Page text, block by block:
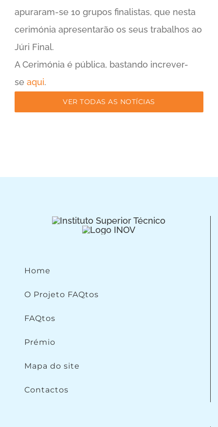
apuraram-se 10 grupos finalistas, que nesta
cerimónia apresentarão os seus trabalhos ao
Júri Final.
A Cerimónia é pública, bastando increver-
se aqui.
VER TODAS AS NOTÍCIAS
Home
O Projeto FAQtos
FAQtos
Prémio
Mapa do site
Contactos